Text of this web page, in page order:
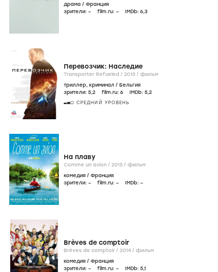
драма / Франция
зрители: – film.ru: – IMDb: 6,3
Перевозчик: Наследие
Transporter Refueled / 2015 / фильм
триллер, криминал / Бельгия
зрители: 5,2 film.ru: 6 IMDb: 5,2
СРЕДНИЙ УРОВЕНЬ
На плаву
Comme un avion / 2015 / фильм
комедия / Франция
зрители: – film.ru: – IMDb: –
Brèves de comptoir
Brèves de comptoir / 2014 / фильм
комедия / Франция
зрители: – film.ru: – IMDb: 5,1